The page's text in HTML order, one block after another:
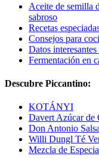
Aceite de semilla
sabroso
Recetas
Consejos para
Datos interesantes
Fermentación en
Descubre Piccantino:
KOTÁNYI
Davert Azúcar
Don Antonio
Willi Dungl Té
Mezcla de